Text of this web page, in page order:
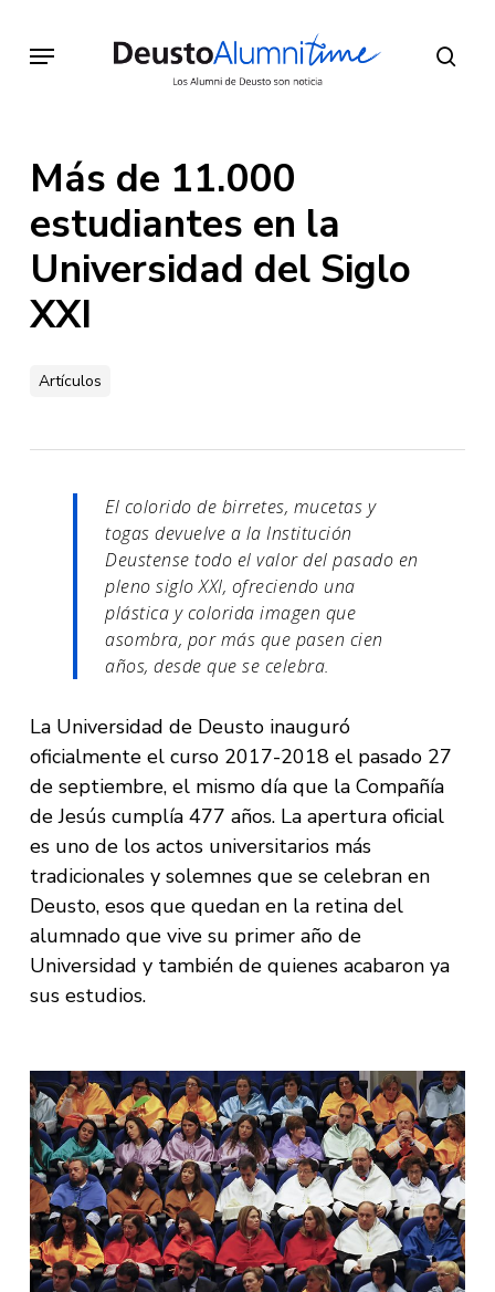
main
Menu
Más de 11.000
estudiantes en la
Universidad del Siglo
XXI
Artículos
El colorido de birretes, mucetas y
togas devuelve a la Institución
Deustense todo el valor del pasado en
pleno siglo XXI, ofreciendo una
plástica y colorida imagen que
asombra, por más que pasen cien
años, desde que se celebra.
La Universidad de Deusto inauguró
oficialmente el curso 2017-2018 el pasado 27
de septiembre, el mismo día que la Compañía
de Jesús cumplía 477 años. La apertura oficial
es uno de los actos universitarios más
tradicionales y solemnes que se celebran en
Deusto, esos que quedan en la retina del
alumnado que vive su primer año de
Universidad y también de quienes acabaron ya
sus estudios.